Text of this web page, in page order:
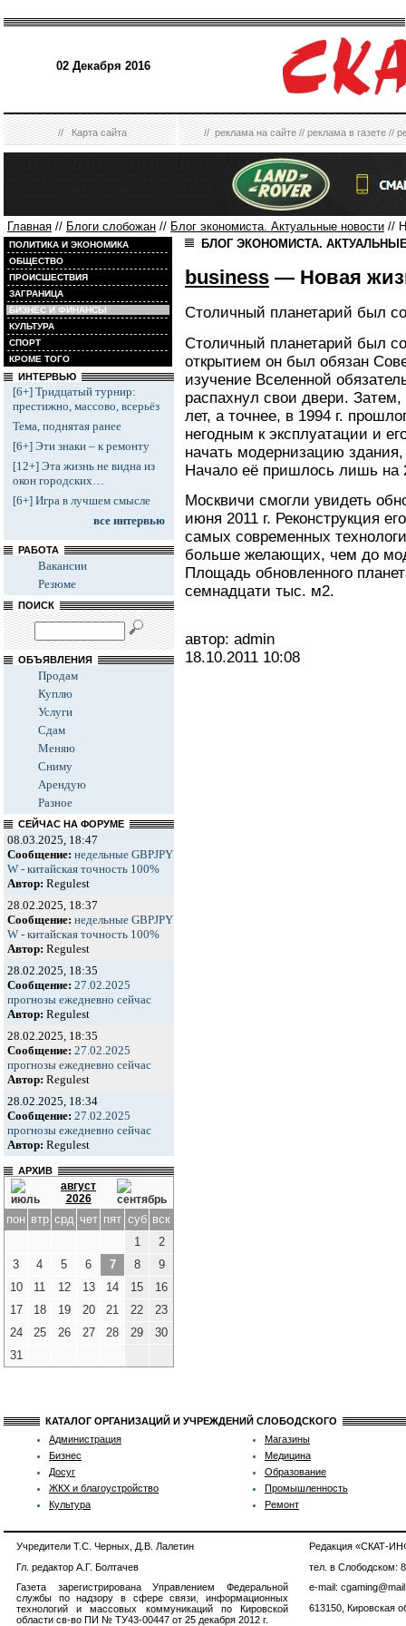
02 Декабря 2016
//Карта сайта //реклама на сайте//реклама в газете//
Главная // Блоги слобожан // Блог экономиста. Актуальные новости //
ПОЛИТИКА И ЭКОНОМИКА
ОБЩЕСТВО
ПРОИСШЕСТВИЯ
ЗАГРАНИЦА
БИЗНЕС И ФИНАНСЫ
КУЛЬТУРА
СПОРТ
КРОМЕ ТОГО
ИНТЕРВЬЮ
[6+] Тридцатый турнир:
престижно, массово, всерьёз
Тема, поднятая ранее
[6+] Эти знаки – к ремонту
[12+] Эта жизнь не видна из
окон городских…
[6+] Игра в лучшем смысле
все интервью
РАБОТА
Вакансии
Резюме
ПОИСК
ОБЪЯВЛЕНИЯ
Продам
Куплю
Услуги
Сдам
Меняю
Сниму
Арендую
Разное
СЕЙЧАС НА ФОРУМЕ
08.03.2025, 18:47
Сообщение: недельные GBPJPY
W - китайская точность 100%
Автор: Regulest
28.02.2025, 18:37
Сообщение: недельные GBPJPY
W - китайская точность 100%
Автор: Regulest
28.02.2025, 18:35
Сообщение: 27.02.2025
прогнозы ежедневно сейчас
Автор: Regulest
28.02.2025, 18:35
Сообщение: 27.02.2025
прогнозы ежедневно сейчас
Автор: Regulest
28.02.2025, 18:34
Сообщение: 27.02.2025
прогнозы ежедневно сейчас
Автор: Regulest
АРХИВ
август
2026
пон втр срд чет пят суб вск
1
2
3
4 5 6 7 8
9
10
11 12 13 14 15
16
17
18 19 20 21 22
23
24
25 26 27 28 29
30
31
БЛОГ ЭКОНОМИСТА.
business — Новая
Столичный планетарий был
Столичный планетарий был
открытием он был обязан
изучение Вселенной
распахнул свои двери.
лет, а точнее, в 1994 г.
негодным к эксплуатации и
начать модернизацию
Начало её пришлось лишь на
Москвичи смогли увидеть
июня 2011 г. Реконструкция
самых современных
больше желающих, чем до
Площадь обновленного
семнадцати тыс. м2.
автор: admin
18.10.2011 10:08
КАТАЛОГ ОРГАНИЗАЦИЙ И УЧРЕЖДЕНИЙ СЛОБОДСКОГО
Администрация
Бизнес
Досуг
ЖКХ и благоустройство
Культура
Магазины
Медицина
Образование
Промышленность
Ремонт
Учредители Т.С. Черных, Д.В. Лалетин
Гл. редактор А.Г. Болтачев
Газета зарегистрирована Управлением Федеральной
службы по надзору в сфере связи, информационных
технологий и массовых коммуникаций по Кировской
области св-во ПИ № ТУ43-00447 от 25 декабря 2012 г.
Редакция «СКАТ-
тел. в Слободском:
e-mail:
613150, Кировская